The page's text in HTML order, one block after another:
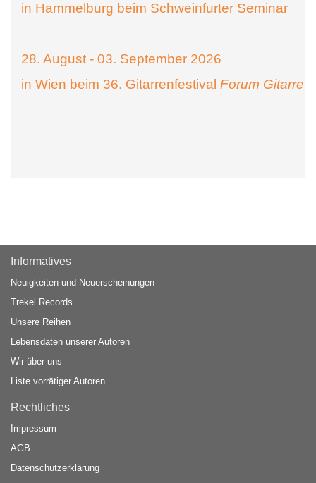
in Hammelburg beim Schweinfurter Seminar
28. August - 03. September 2026
in Wien beim 36. Gitarrenfestival Forum Gitarre
Informatives
Neuigkeiten und Neuerscheinungen
Trekel Records
Unsere Reihen
Lebensdaten unserer Autoren
Wir über uns
Liste vorrätiger Autoren
Rechtliches
Impressum
AGB
Datenschutzerklärung